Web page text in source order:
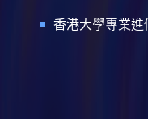
香港大學專業